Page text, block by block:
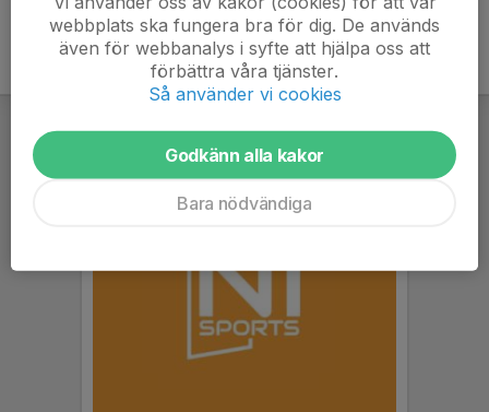
webbplats ska fungera bra för dig. De används
även för webbanalys i syfte att hjälpa oss att
förbättra våra tjänster.
Så använder vi cookies
Godkänn alla kakor
Bara nödvändiga